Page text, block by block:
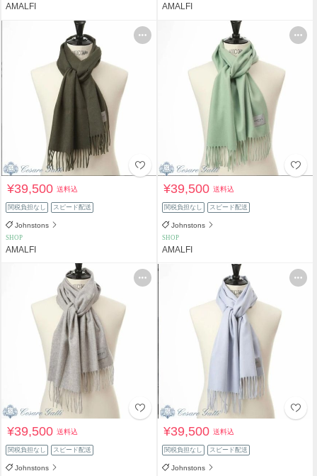
AMALFI AMALFI
¥39,500送料込
関税負担なし スピード配送
Johnstons
SHOP
AMALFI
¥39,500送料込
関税負担なし スピード配送
Johnstons
SHOP
AMALFI
¥39,500送料込
関税負担なし スピード配送
Johnstons
¥39,500送料込
関税負担なし スピード配送
Johnstons